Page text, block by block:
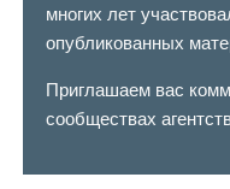
многих лет
опубликованных
Приглашаем вас
сообществах